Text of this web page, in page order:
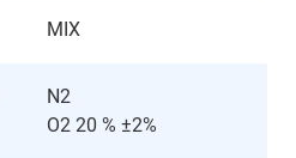
MIX
N2
O2 20 % ±2%